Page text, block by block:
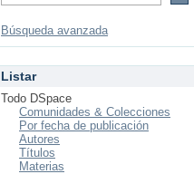
Búsqueda avanzada
Listar
Todo DSpace
Comunidades & Colecciones
Por fecha de publicación
Autores
Títulos
Materias